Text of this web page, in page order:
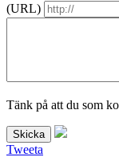
(URL)
Tänk på att du som
Tweeta